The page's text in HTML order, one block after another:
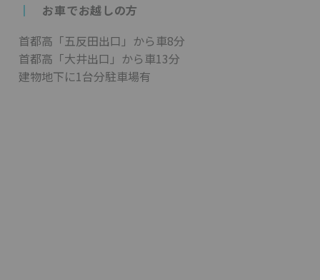
┃
お車でお越しの方
首都高「五反田出口」から車8分
首都高「大井出口」から車13分
建物地下に1台分駐車場有